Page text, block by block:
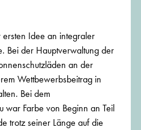
ersten Idee an integraler
Bei der Hauptverwaltung der
an der
Wettbewerbsbeitrag in
Bei dem
war Farbe von Beginn an Teil
trotz seiner Länge auf die